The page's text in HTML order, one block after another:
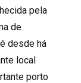
pela
de
desde há
local
porto